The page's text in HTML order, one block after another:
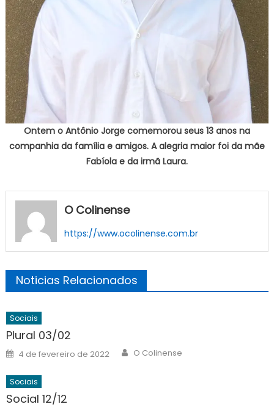
Ontem o Antônio Jorge comemorou seus 13 anos na
companhia da família e amigos. A alegria maior foi da mãe
Fabíola e da irmã Laura.
O Colinense
https://www.ocolinense.com.br
Noticias Relacionados
Sociais
Plural 03/02
Posted
on
4 de fevereiro de 2022 Author
O Colinense
Sociais
Social 12/12